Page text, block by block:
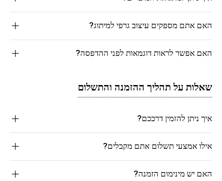
האם אתם מספקים עיצוב גרפי למיתוג?
האם אפשר לראות דוגמאות לפני ההדפסה?
שאלות על תהליך ההזמנה והתשלום
איך ניתן להזמין דרככם?
אילו אמצעי תשלום אתם מקבלים?
האם יש מינימום הזמנה?